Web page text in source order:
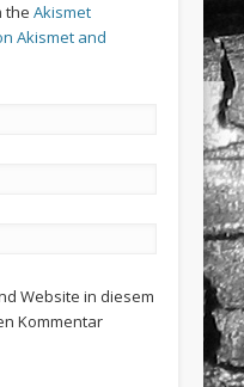
the Akismet
Akismet and
Website in diesem
Kommentar